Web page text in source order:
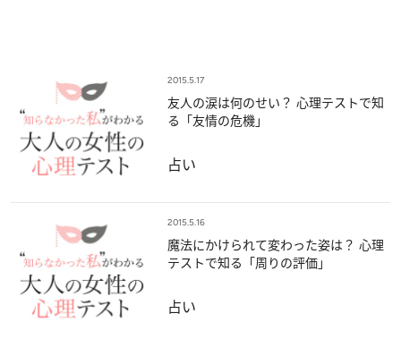
2015.5.17
友人の涙は何のせい？ 心理テストで知
る「友情の危機」
占い
2015.5.16
魔法にかけられて変わった姿は？ 心理
テストで知る「周りの評価」
占い